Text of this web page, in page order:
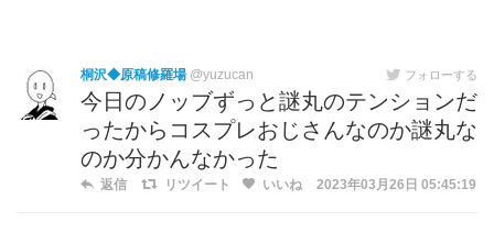
桐沢◆原稿修羅場 @yuzucan フォローする
今日のノッブずっと謎丸のテンションだ
ったからコスプレおじさんなのか謎丸な
のか分かんなかった
返信 リツイート いいね 2023年03月26日 05:45:19